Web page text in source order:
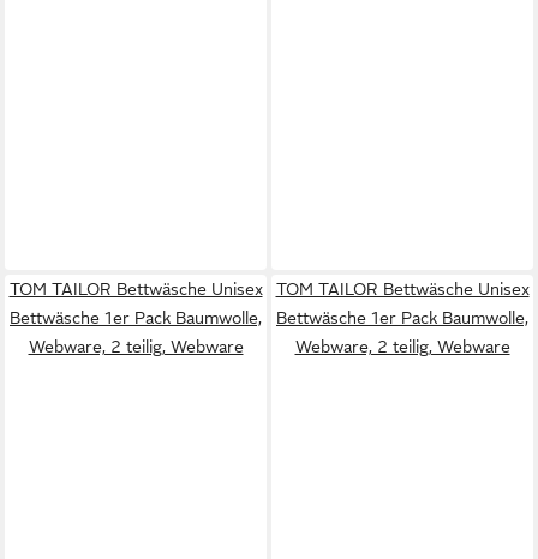
TOM TAILOR Bettwäsche Unisex
Bettwäsche 1er Pack Baumwolle,
Webware, 2 teilig, Webware
TOM TAILOR Bettwäsche Unisex
Bettwäsche 1er Pack Baumwolle,
Webware, 2 teilig, Webware